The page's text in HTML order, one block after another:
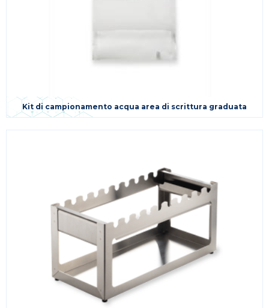
Kit di campionamento acqua area di scrittura graduata